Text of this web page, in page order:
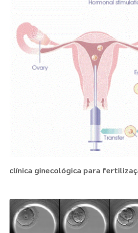
clínica ginecológica para